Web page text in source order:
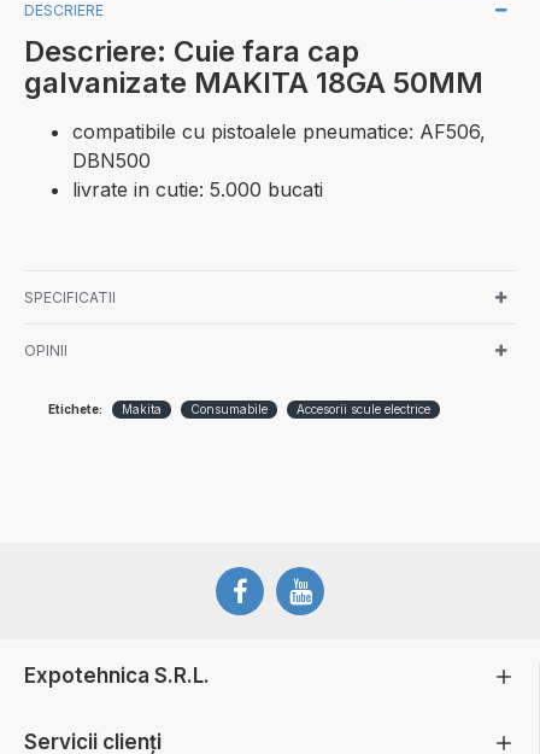
DESCRIERE
Descriere: Cuie fara cap
galvanizate MAKITA 18GA 50MM
compatibile cu pistoalele pneumatice: AF506,
DBN500
livrate in cutie: 5.000 bucati
SPECIFICATII
OPINII
Etichete: Makita Consumabile Accesorii scule electrice
Expotehnica S.R.L.
Servicii clienți